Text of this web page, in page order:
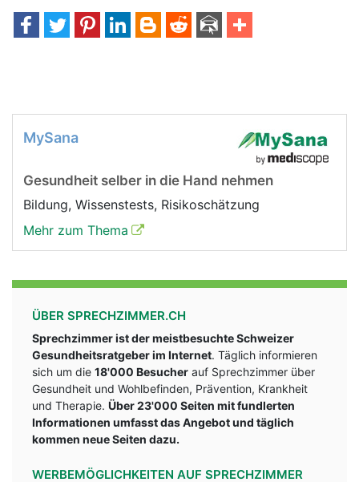
MySana
Gesundheit selber in die Hand nehmen
Bildung, Wissenstests, Risikoschätzung
Mehr zum Thema
ÜBER SPRECHZIMMER.CH
Sprechzimmer ist der meistbesuchte Schweizer
Gesundheitsratgeber im Internet. Täglich informieren
sich um die 18'000 Besucher auf Sprechzimmer über
Gesundheit und Wohlbefinden, Prävention, Krankheit
und Therapie. Über 23'000 Seiten mit fundlerten
Informationen umfasst das Angebot und täglich
kommen neue Seiten dazu.
WERBEMÖGLICHKEITEN AUF SPRECHZIMMER